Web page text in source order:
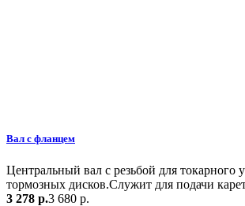
Вал с фланцем
Центральный вал с резьбой для токарного
тормозных дисков.Служит для подачи
3 278 р.3 680 р.